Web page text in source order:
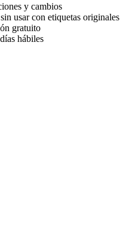
y cambios
usar con etiquetas originales
gratuito
hábiles